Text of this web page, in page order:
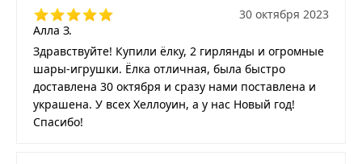
Алла З.
30 октября 2023
Здравствуйте! Купили ёлку, 2 гирлянды и огромные
шары-игрушки. Ёлка отличная, была быстро
доставлена 30 октября и сразу нами поставлена и
украшена. У всех Хеллоуин, а у нас Новый год!
Спасибо!